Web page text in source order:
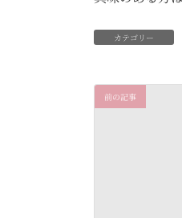
カテゴリー
前の記事